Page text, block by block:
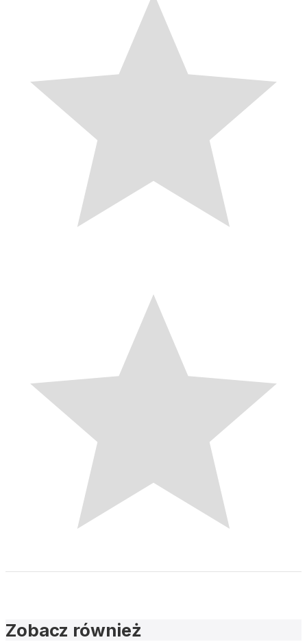
Zobacz również